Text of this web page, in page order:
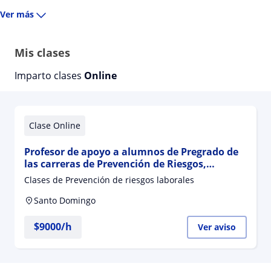
Ver más
Mis clases
Imparto clases Online
Clase Online
Profesor de apoyo a alumnos de Pregrado de
las carreras de Prevención de Riesgos,
Construcción, Seguridad Privada, etc
Clases de Prevención de riesgos laborales
Santo Domingo
$9000/h Ver aviso